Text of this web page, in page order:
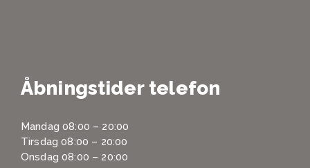
Åbningstider telefon
Mandag 08:00 – 20:00
Tirsdag 08:00 – 20:00
Onsdag 08:00 – 20:00